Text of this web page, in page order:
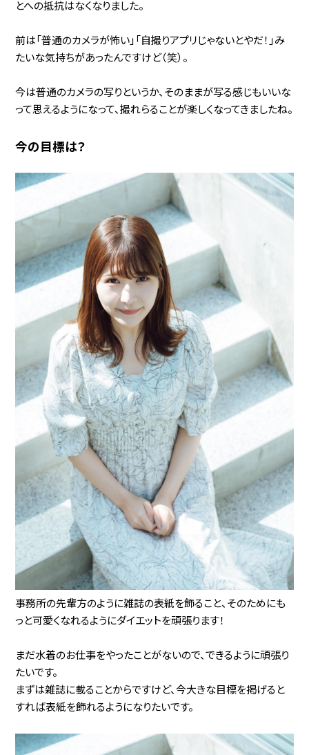
とへの抵抗はなくなりました。
前は「普通のカメラが怖い」「自撮りアプリじゃないとやだ！」み
たいな気持ちがあったんですけど（笑）。
今は普通のカメラの写りというか、そのままが写る感じもいいな
って思えるようになって、撮れらることが楽しくなってきましたね。
今の目標は？
事務所の先輩方のように雑誌の表紙を飾ること、そのためにも
っと可愛くなれるようにダイエットを頑張ります！
まだ水着のお仕事をやったことがないので、できるように頑張り
たいです。
まずは雑誌に載ることからですけど、今大きな目標を掲げると
すれば表紙を飾れるようになりたいです。